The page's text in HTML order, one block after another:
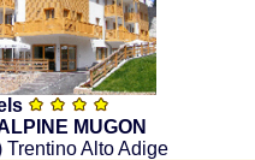
MUGON
Trentino Alto Adige